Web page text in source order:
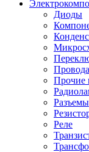
Диоды
Провода
Прочие
Разъемы
Реле